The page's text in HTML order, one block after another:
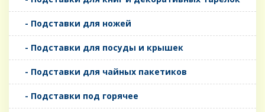
- Подставки для ножей
- Подставки для посуды и крышек
- Подставки для чайных пакетиков
- Подставки под горячее